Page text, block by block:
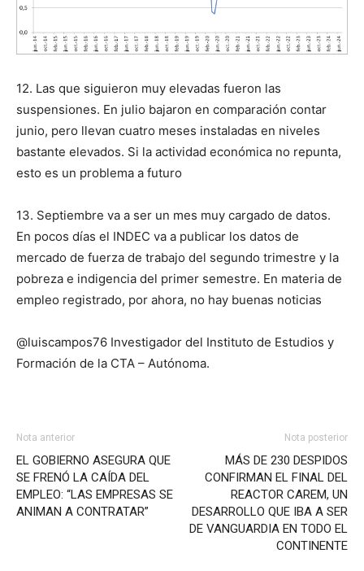
12. Las que siguieron muy elevadas fueron las
suspensiones. En julio bajaron en comparación contar
junio, pero llevan cuatro meses instaladas en niveles
bastante elevados. Si la actividad económica no repunta,
esto es un problema a futuro
13. Septiembre va a ser un mes muy cargado de datos.
En pocos días el INDEC va a publicar los datos de
mercado de fuerza de trabajo del segundo trimestre y la
pobreza e indigencia del primer semestre. En materia de
empleo registrado, por ahora, no hay buenas noticias
@luiscampos76 Investigador del Instituto de Estudios y
Formación de la CTA – Autónoma.
Nota anterior
EL GOBIERNO ASEGURA QUE
SE FRENÓ LA CAÍDA DEL
EMPLEO: “LAS EMPRESAS SE
ANIMAN A CONTRATAR”
Nota posterior
MÁS DE 230 DESPIDOS
CONFIRMAN EL FINAL DEL
REACTOR CAREM, UN
DESARROLLO QUE IBA A SER
DE VANGUARDIA EN TODO EL
CONTINENTE